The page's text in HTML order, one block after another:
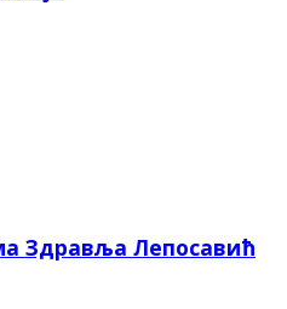
Здравља Лепосавић